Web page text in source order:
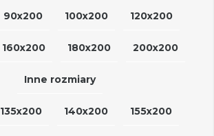
90x200 100x200 120x200
160x200 180x200 200x200
Inne rozmiary
135x200 140x200 155x200